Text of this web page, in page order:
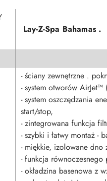
Lay-Z-Spa Bahamas .
- ściany zewnętrzne .
- system otworów AirJet™
- system oszczędzania
start/stop,
- zintegrowana funkcja
- szybki i łatwy montaż -
- miękkie, izolowane dno
- funkcja
- okładzina basenowa z